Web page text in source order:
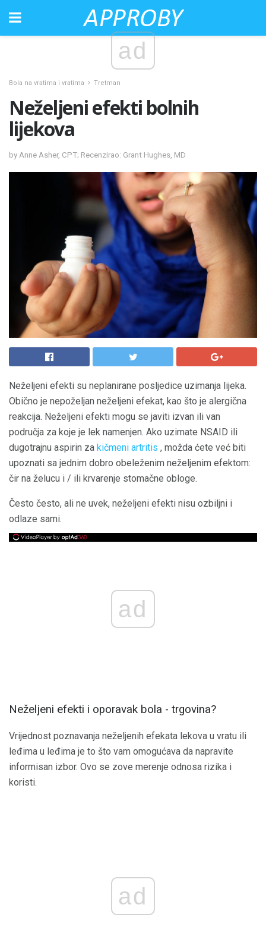
ad
Bola na vratima i vratima Tretman
Neželjeni efekti bolnih
lijekova
by Anne Asher, CPT; Recenzirao: Grant Hughes, MD
Neželjeni efekti su neplanirane posljedice uzimanja lijeka.
Obično je nepoželjan neželjeni efekat, kao što je alergična
reakcija. Neželjeni efekti mogu se javiti izvan ili van
područja za koje je lek namenjen. Ako uzimate NSAID ili
dugotrajnu aspirin za kičmeni artritis , možda ćete već biti
upoznati sa jednim dobro obeleženim neželjenim efektom:
čir na želucu i / ili krvarenje stomačne obloge.
Često često, ali ne uvek, neželjeni efekti nisu ozbiljni i
odlaze sami.
ad
Neželjeni efekti i oporavak bola - trgovina?
Vrijednost poznavanja neželjenih efekata lekova u vratu ili
leđima u leđima je to što vam omogućava da napravite
informisan izbor. Ovo se zove merenje odnosa rizika i
koristi.
ad